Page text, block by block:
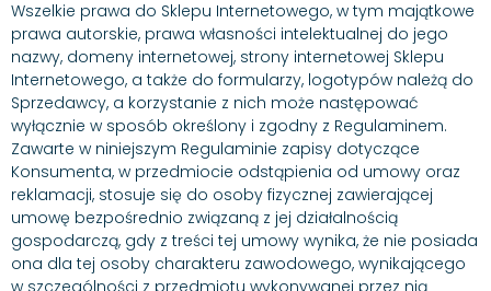
Wszelkie prawa do Sklepu Internetowego, w tym majątkowe
prawa autorskie, prawa własności intelektualnej do jego
nazwy, domeny internetowej, strony internetowej Sklepu
Internetowego, a także do formularzy, logotypów należą do
Sprzedawcy, a korzystanie z nich może następować
wyłącznie w sposób określony i zgodny z Regulaminem.
Zawarte w niniejszym Regulaminie zapisy dotyczące
Konsumenta, w przedmiocie odstąpienia od umowy oraz
reklamacji, stosuje się do osoby fizycznej zawierającej
umowę bezpośrednio związaną z jej działalnością
gospodarczą, gdy z treści tej umowy wynika, że nie posiada
ona dla tej osoby charakteru zawodowego, wynikającego
w szczególności z przedmiotu wykonywanej przez nią